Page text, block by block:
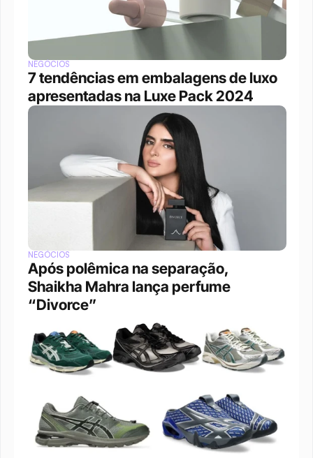
NEGÓCIOS
7 tendências em embalagens de luxo
apresentadas na Luxe Pack 2024
NEGÓCIOS
Após polêmica na separação,
Shaikha Mahra lança perfume
“Divorce”